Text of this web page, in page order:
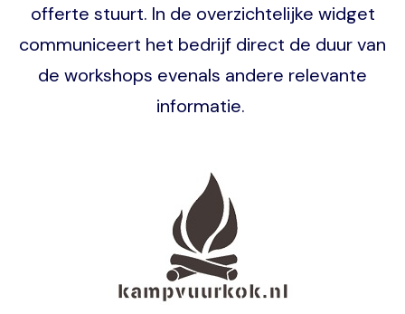
offerte stuurt. In de overzichtelijke widget
communiceert het bedrijf direct de duur van
de workshops evenals andere relevante
informatie.